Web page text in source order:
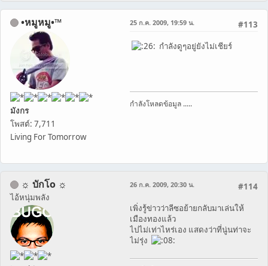
•หมูหมู•™
มังกร
โพสต์: 7,711
Living For Tomorrow
#113
25 ก.ค. 2009, 19:59 น.
กำลังดูๆอยู่ยังไม่เชียร์
กำลังโหลดข้อมูล .....
☼ บักโo ☼
ไอ้หนุ่มพลัง
#114
26 ก.ค. 2009, 20:30 น.
เพิ่งรู้ข่าวว่าลีซอย้ายกลับมาเล่นให้
เมืองทองแล้ว
ไปไม่เท่าไหร่เอง แสดงว่าที่นู่นท่าจะ
ไม่รุ่ง